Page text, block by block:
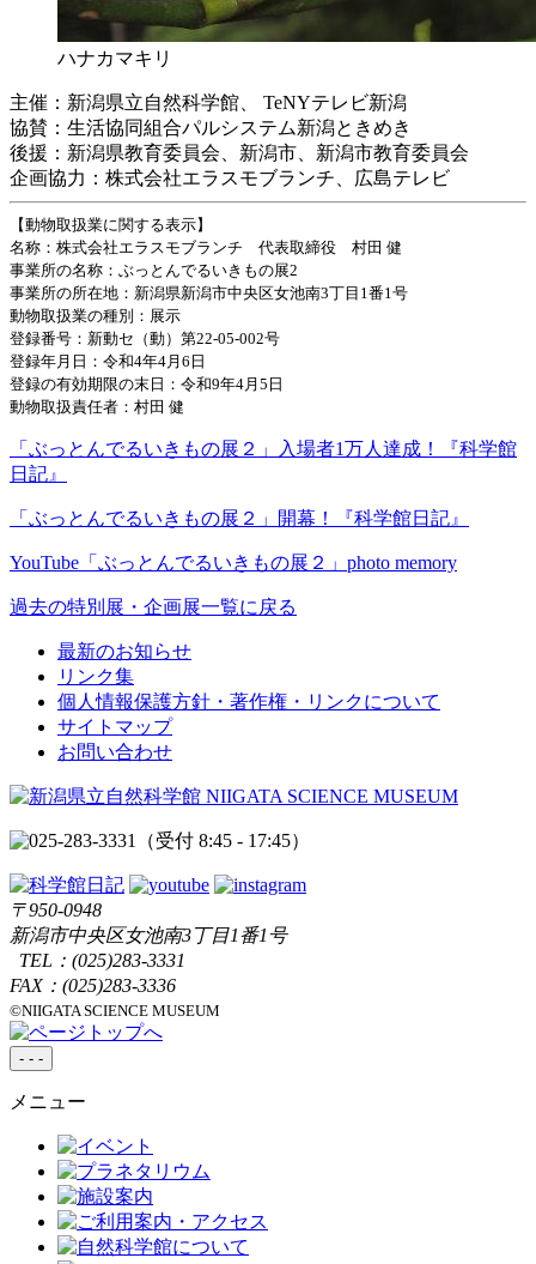
ハナカマキリ
主催：新潟県立自然科学館、 TeNYテレビ新潟
協賛：生活協同組合パルシステム新潟ときめき
後援：新潟県教育委員会、新潟市、新潟市教育委員会
企画協力：株式会社エラスモブランチ、広島テレビ
【動物取扱業に関する表示】
名称：株式会社エラスモブランチ 代表取締役 村田 健
事業所の名称：ぶっとんでるいきもの展2
事業所の所在地：新潟県新潟市中央区女池南3丁目1番1号
動物取扱業の種別：展示
登録番号：新動セ（動）第22-05-002号
登録年月日：令和4年4月6日
登録の有効期限の末日：令和9年4月5日
動物取扱責任者：村田 健
「ぶっとんでるいきもの展２」入場者1万人達成！『科学館
日記』
「ぶっとんでるいきもの展２」開幕！『科学館日記』
YouTube「ぶっとんでるいきもの展２」photo memory
過去の特別展・企画展一覧に戻る
最新のお知らせ
リンク集
個人情報保護方針・著作権・リンクについて
サイトマップ
お問い合わせ
（受付 8:45 - 17:45）
〒950-0948
新潟市中央区女池南3丁目1番1号
TEL： (025)283-3331
FAX：(025)283-3336
©NIIGATA SCIENCE MUSEUM
- - -
メニュー